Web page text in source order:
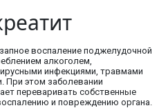
воспаление поджелудочной
алкоголем,
инфекциями, травмами
При этом заболевании
переваривать собственные
и повреждению органа.